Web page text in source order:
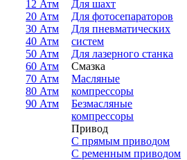
12 Атм
20 Атм
30 Атм
40 Атм
50 Атм
60 Атм
70 Атм
80 Атм
90 Атм
Для шахт
Для фотосепараторов
Для пневматических
систем
Для лазерного станка
Смазка
Масляные
компрессоры
Безмасляные
компрессоры
Привод
С прямым приводом
С ременным приводом